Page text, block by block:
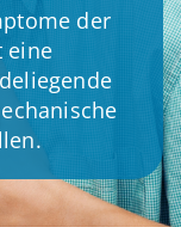
der
eine